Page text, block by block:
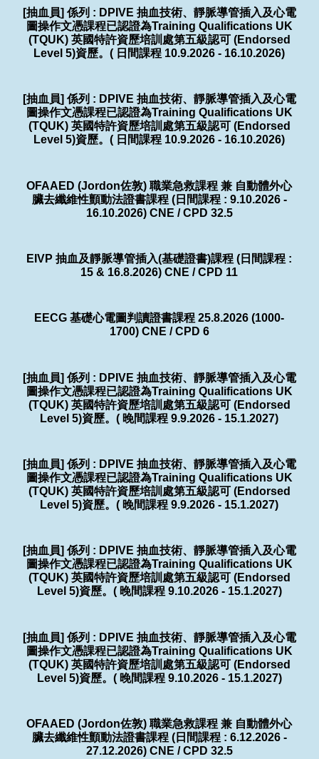
[抽血員] 係列 : DPIVE 抽血技術、靜脈導管插入及心電
圖操作文憑課程已認證為Training Qualifications UK
(TQUK) 英國特許資歷培訓處第五級認可 (Endorsed
Level 5)資歷。( 日間課程 10.9.2026 - 16.10.2026)
[抽血員] 係列 : DPIVE 抽血技術、靜脈導管插入及心電
圖操作文憑課程已認證為Training Qualifications UK
(TQUK) 英國特許資歷培訓處第五級認可 (Endorsed
Level 5)資歷。( 日間課程 10.9.2026 - 16.10.2026)
OFAAED (Jordon佐敦) 職業急救課程 兼 自動體外心
臟去纖維性顫動法證書課程 (日間課程 : 9.10.2026 -
16.10.2026) CNE / CPD 32.5
EIVP 抽血及靜脈導管插入(基礎證書)課程 (日間課程 :
15 & 16.8.2026) CNE / CPD 11
EECG 基礎心電圖判讀證書課程 25.8.2026 (1000-
1700) CNE / CPD 6
[抽血員] 係列 : DPIVE 抽血技術、靜脈導管插入及心電
圖操作文憑課程已認證為Training Qualifications UK
(TQUK) 英國特許資歷培訓處第五級認可 (Endorsed
Level 5)資歷。( 晚間課程 9.9.2026 - 15.1.2027)
[抽血員] 係列 : DPIVE 抽血技術、靜脈導管插入及心電
圖操作文憑課程已認證為Training Qualifications UK
(TQUK) 英國特許資歷培訓處第五級認可 (Endorsed
Level 5)資歷。( 晚間課程 9.9.2026 - 15.1.2027)
[抽血員] 係列 : DPIVE 抽血技術、靜脈導管插入及心電
圖操作文憑課程已認證為Training Qualifications UK
(TQUK) 英國特許資歷培訓處第五級認可 (Endorsed
Level 5)資歷。( 晚間課程 9.10.2026 - 15.1.2027)
[抽血員] 係列 : DPIVE 抽血技術、靜脈導管插入及心電
圖操作文憑課程已認證為Training Qualifications UK
(TQUK) 英國特許資歷培訓處第五級認可 (Endorsed
Level 5)資歷。( 晚間課程 9.10.2026 - 15.1.2027)
OFAAED (Jordon佐敦) 職業急救課程 兼 自動體外心
臟去纖維性顫動法證書課程 (日間課程 : 6.12.2026 -
27.12.2026) CNE / CPD 32.5